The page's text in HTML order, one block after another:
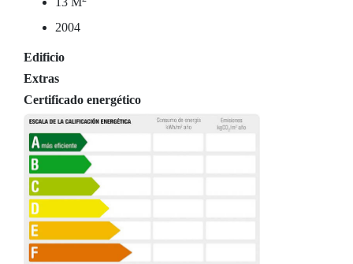
2004
Edificio
Extras
Certificado energético